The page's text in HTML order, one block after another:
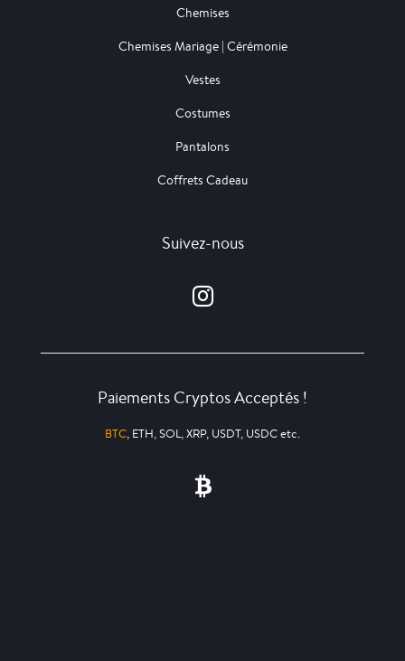
Chemises
Chemises Mariage | Cérémonie
Vestes
Costumes
Pantalons
Coffrets Cadeau
Suivez-nous
Paiements Cryptos Acceptés !
BTC, ETH, SOL, XRP, USDT, USDC etc.